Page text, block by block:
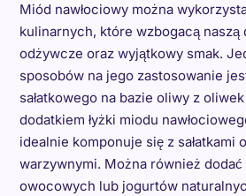
Miód nawłociowy można
kulinarnych, które wzbogacą naszą
odżywcze oraz wyjątkowy smak.
sposobów na jego zastosowanie
sałatkowego na bazie oliwy z
dodatkiem łyżki miodu
idealnie komponuje się z sałatkami
warzywnymi. Można również
owocowych lub jogurtów